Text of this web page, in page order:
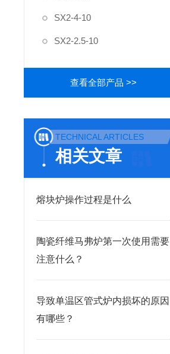
SX2-4-10
SX2-2.5-10
查看全部产品 >>
TECHNICAL ARTICLES
相关文章
熔块炉操作过程是什么
陶瓷纤维马弗炉第一次使用需要
注意什么？
导致单温区管式炉内损坏的原因
有哪些？